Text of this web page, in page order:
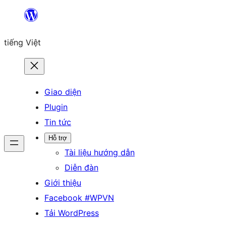
Chuyển
phần
tiếng Việt
Giao diện
Plugin
Tin tức
Hỗ trợ
Tài liệu hướng dẫn
Diễn đàn
Giới thiệu
Facebook #WPVN
Tải WordPress